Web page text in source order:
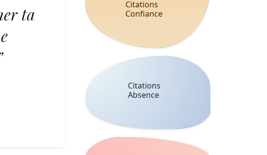
ta
Citations
Confiance
Citations
Absence